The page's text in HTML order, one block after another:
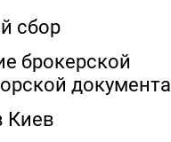
сбор
брокерской
Киев